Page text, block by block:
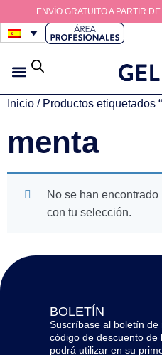
ENVÍO GRATUITO A PARTIR
Inicio / Productos etiquetados
menta
No se han
con tu selección.
BOLETÍN
Suscríbase al boletín de
código de descuento de
podrá utilizar en su